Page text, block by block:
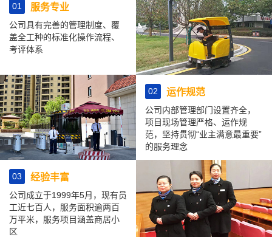
01 服务专业
公司具有完善的管理制度、覆
盖全工种的标准化操作流程、
考评体系
02 运作规范
公司内部管理部门设置齐全，
项目现场管理严格、运作规
范，坚持贯彻“业主满意最重要”
的服务理念
03 经验丰富
公司成立于1999年5月，现有员
工近七百人，服务面积逾两百
万平米，服务项目涵盖商居小
区